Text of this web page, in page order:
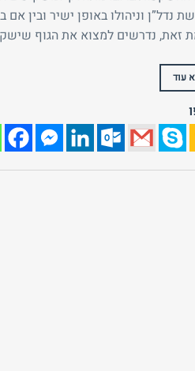
נדל”ן וניהולו באופן ישיר ובין
זאת, נדרשים למצוא את הגוף
עוד